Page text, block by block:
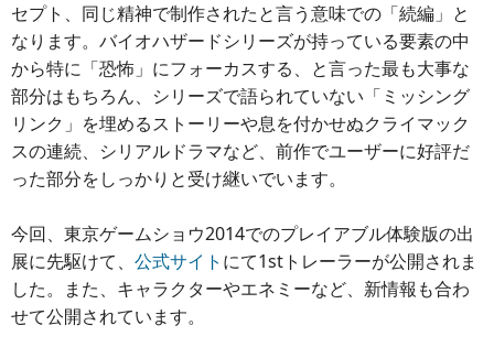
セプト、同じ精神で制作されたと言う意味での「続編」と
なります。バイオハザードシリーズが持っている要素の中
から特に「恐怖」にフォーカスする、と言った最も大事な
部分はもちろん、シリーズで語られていない「ミッシング
リンク」を埋めるストーリーや息を付かせぬクライマック
スの連続、シリアルドラマなど、前作でユーザーに好評だ
った部分をしっかりと受け継いでいます。
今回、東京ゲームショウ2014でのプレイアブル体験版の出
展に先駆けて、 公式サイト にて1stトレーラーが公開されま
した。また、キャラクターやエネミーなど、新情報も合わ
せて公開されています。